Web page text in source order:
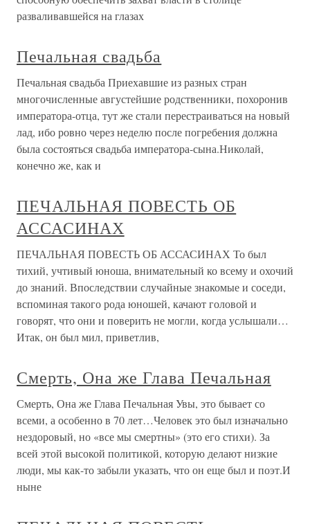
разваливавшейся на глазах
Печальная свадьба
Печальная свадьба Приехавшие из разных стран
многочисленные августейшие родственники, похоронив
императора-отца, тут же стали перестраиваться на новый
лад, ибо ровно через неделю после погребения должна
была состояться свадьба императора-сына.Николай,
конечно же, как и
ПЕЧАЛЬНАЯ ПОВЕСТЬ ОБ
АССАСИНАХ
ПЕЧАЛЬНАЯ ПОВЕСТЬ ОБ АССАСИНАХ То был
тихий, учтивый юноша, внимательный ко всему и охочий
до знаний. Впоследствии случайные знакомые и соседи,
вспоминая такого рода юношей, качают головой и
говорят, что они и поверить не могли, когда услышали…
Итак, он был мил, приветлив,
Смерть, Она же Глава Печальная
Смерть, Она же Глава Печальная Увы, это бывает со
всеми, а особенно в 70 лет…Человек это был изначально
нездоровый, но «все мы смертны» (это его стихи). За
всей этой высокой политикой, которую делают низкие
люди, мы как-то забыли указать, что он еще был и поэт.И
ныне